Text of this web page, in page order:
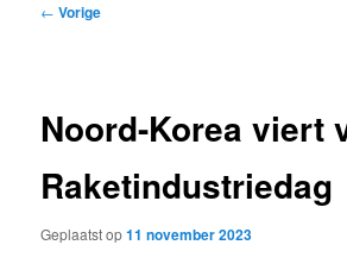
Bericht
← Vorige
Noord-Korea viert
Raketindustriedag
Geplaatst op11 november 2023